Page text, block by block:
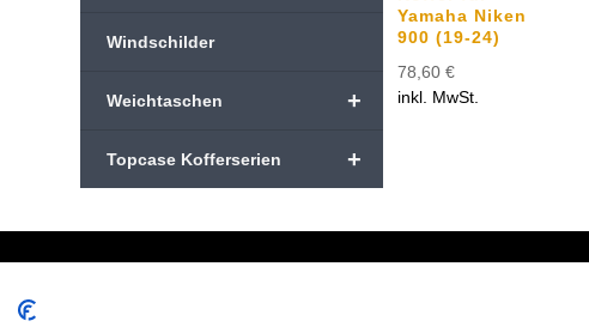
Windschilder
+
Weichtaschen
+
Topcase Kofferserien
Yamaha Niken
900 (19-24)
78,60 €
inkl. MwSt.